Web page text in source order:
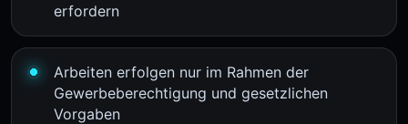
erfordern
Arbeiten erfolgen nur im Rahmen der
Gewerbeberechtigung und gesetzlichen
Vorgaben